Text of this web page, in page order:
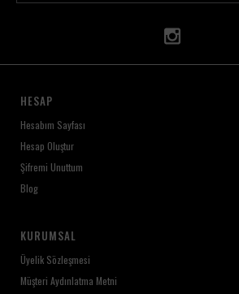
HESAP
Hesabım Sayfası
Hesap Oluştur
Şifremi Unuttum
Blog
KURUMSAL
Üyelik Sözleşmesi
Müşteri Aydınlatma Metni